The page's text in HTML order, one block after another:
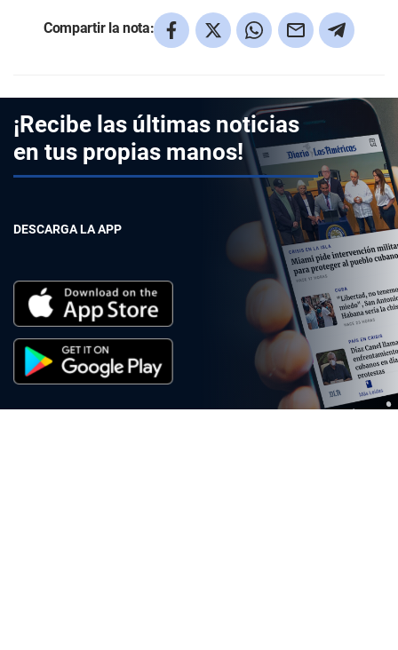
Compartir la nota:
¡Recibe las últimas noticias
en tus propias manos!
DESCARGA LA APP